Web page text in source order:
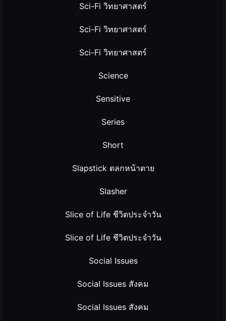
Sci-Fi วิทยาศาสตร์
Sci-Fi วิทยาศาสตร์
Sci-Fi วิทยาศาสตร์
Science
Sensitive
Series
Short
Slapstick ตลกหน้าตาย
Slasher
Slice of Life ชีวิตประจำวัน
Slice of Life ชีวิตประจำวัน
Social Issues
Social Issues สังคม
Social Issues สังคม